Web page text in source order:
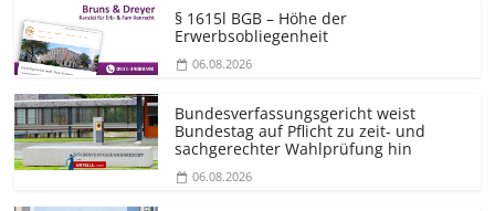
§ 1615l BGB – Höhe der
Erwerbsobliegenheit
06.08.2026
Bundesver­fassungsgericht weist
Bundestag auf Pflicht zu zeit- und
sachgerechter Wahlprüfung hin
06.08.2026